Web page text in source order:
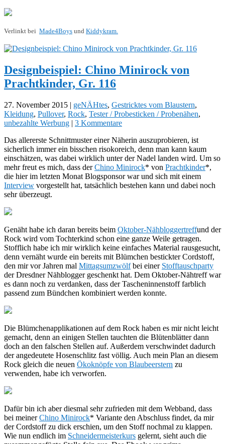
Verlinkt bei Made4Boys und Kiddykram.
Designbeispiel: Chino Minirock von
Prachtkinder, Gr. 116
27. November 2015 | geNÄHtes, Gestricktes vom Blaustern,
Kleidung, Pullover, Rock, Tester / Probesticken / Probenähen,
unbezahlte Werbung | 3 Kommentare
Das allererste Schnittmuster einer Näherin auszuprobieren, ist
sicherlich immer ein bisschen risokoreich, denn man kann kaum
einschätzen, was dabei wirklich unter der Nadel landen wird. Um so
mehr freut es mich, dass derChino Minirock* von Prachtkinder*,
die hier im letzten Monat Blogsponsor war und sich mit einem
Interview vorgestellt hat, tatsächlich bestehen kann und dabei noch
sehr überzeugt.
Genäht habe ich daran bereits beim Oktober-Nähbloggertreffund der
Rock wird vom Tochterkind schon eine ganze Weile getragen.
Stofflich habe ich mir wirklich keine einfaches Material rausgesucht,
denn vernäht wurde ein bereits mit Blümchen bestickter Cordstoff,
den mir vor Jahren mal Mittagsumzwölfbei einer Stofftauschparty
der Dresdner Nähblogger geschenkt hat. Dem Oktober-Nähtreff war
es dann noch zu verdanken, dass der Tascheninnenstoff farblich
passend zum Bündchen kombiniert werden konnte.
Die Blümchenapplikationen auf dem Rock haben es mir nicht leicht
gemacht, denn an einigen Stellen tauchten die Blütenblätter dann
doch an den falschen Stellen auf. Außerdem verschwindet dadurch
der angedeutete Hosenschlitz fast völlig. Auch mein Plan an diesem
Rock gleich die neuen Ökoknöpfe von Blaubeerstern zu
verwenden, habe ich verworfen.
Dafür bin ich aber diesmal sehr zufrieden mit dem Webband, dass
bei meinerChino Minirock* Variante den Abschluss findet, da mir
der Cordstoff zu dick erschien, um den Stoff nochmal zu klappen.
Wie nun endlich im Schneidermeisterkurs gelernt, sieht auch die